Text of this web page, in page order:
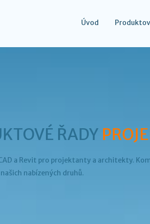
Úvod
ŘADY
a Revit pro projektanty a architekty.
nabízených druhů.